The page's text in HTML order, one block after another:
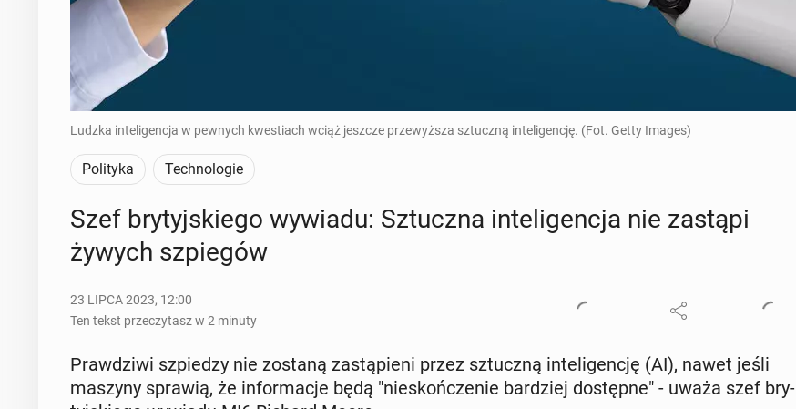
Ludzka inteligencja w pewnych kwestiach wciąż jeszcze przewyższa sztuczną inteligencję. (Fot. Getty Images)
Polityka Technologie
Szef bry­tyj­skie­go wywiadu: Sztucz­na in­te­li­gen­cja nie zastąpi
żywych szpie­gów
23 LIPCA 2023, 12:00
Ten tekst przeczytasz w 2 minuty
Praw­dzi­wi szpie­dzy nie zostaną za­stą­pie­ni przez sztucz­ną in­te­li­gen­cję (AI), nawet jeśli
maszyny sprawią, że in­for­ma­cje będą "nie­skoń­cze­nie bar­dziej do­stęp­ne" - uważa szef bry­